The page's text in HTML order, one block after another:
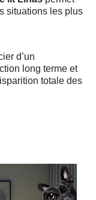
situations les plus
d’un
long terme et
totale des